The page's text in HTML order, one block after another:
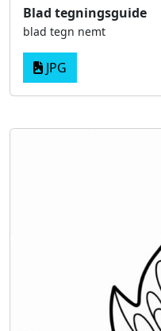
Blad tegningsguide
blad tegn nemt
JPG